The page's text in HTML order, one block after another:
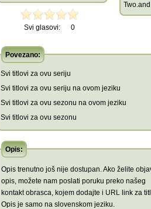
Svi glasovi: 0
Povezano:
Svi titlovi za ovu seriju
Svi titlovi za ovu seriju na ovom jeziku
Svi titlovi za ovu sezonu na ovom jeziku
Svi titlovi za ovu sezonu
Opis:
Opis trenutno još nije dostupan. Ako želite
opis, možete nam poslati poruku preko našeg
kontakt obrasca, kojem dodajte i URL link za
Opis je samo na slovenskom jeziku.